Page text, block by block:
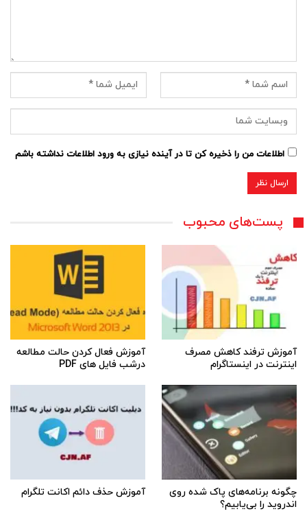
اطلاعات من را ذخیره کن تا در آینده نیازی به ورود اطلاعات نداشته باشم
پست‌های محبوب
آموزش ترفند کاهش مصرف
اینترنت در اینستاگرام
آموزش فعال کردن حالت مطالعه
درشب فایل های PDF
چگونه برنامه‌های پاک شده روی
اندروید را بی‌یابیم؟
آموزش حذف دائم اکانت تلگرام